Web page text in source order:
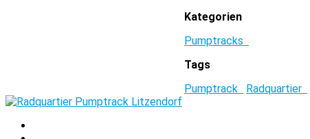
Kategorien
Pumptracks
Tags
Pumptrack
Radquartier